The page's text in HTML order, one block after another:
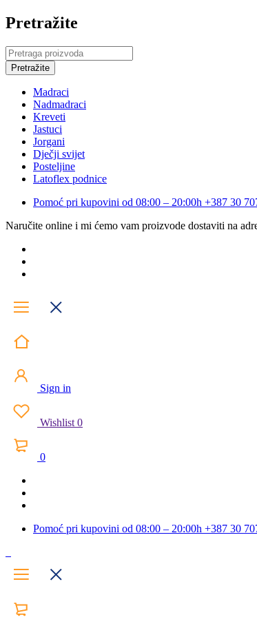
Pretražite
Madraci
Nadmadraci
Kreveti
Jastuci
Jorgani
Dječji svijet
Posteljine
Latoflex podnice
Pomoć pri kupovini od 08:00 – 20:00h +387 30
Naručite online i mi ćemo vam proizvode dostaviti na
Sign in
Wishlist 0
0
Pomoć pri kupovini od 08:00 – 20:00h +387 30